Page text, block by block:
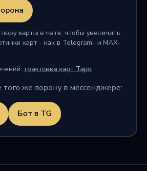
карты в чате, чтобы увеличить.
карт - как в Telegram- и MAX-
трактовка карт Таро
же ворону в мессенджере:
Бот в TG